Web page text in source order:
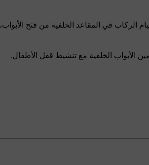
الركاب في المقاعد الخلفية من فتح الأبواب،
الأبواب الخلفية مع تنشيط قفل الأطفال.